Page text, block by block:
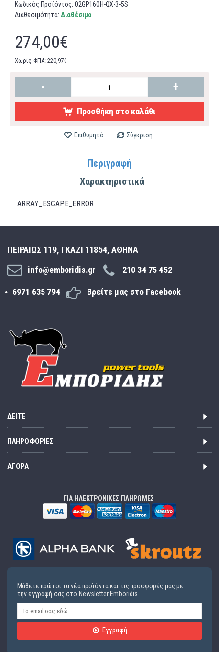
Κωδικός Προϊόντος: 02GP160H-QΧ-3-5S
Διαθεσιμότητα: Διαθέσιμο
274,00€
Χωρίς ΦΠΑ: 220,97€
- +
Προσθήκη στο καλάθι
Επιθυμητό Σύγκριση
Περιγραφή
Χαρακτηριστικά
ARRAY_ESCAPE_ERROR
ΠΕΙΡΑΙΩΣ 119, ΓΚΑΖΙ 11854, ΑΘΗΝΑ
info@emboridis.gr
210 34 75 452
6971 635 794 Βρείτε μας στο Facebook
ΔΕΊΤΕ
ΠΛΗΡΟΦΟΡΊΕΣ
ΑΓΟΡΆ
ΓΙΑ ΗΛΕΚΤΡΟΝΙΚΕΣ ΠΛΗΡΩΜΕΣ
Μάθετε πρώτοι τα νέα προϊόντα και τις προσφορές μας με
την εγγραφή σας στο Newsletter Emboridis
Εγγραφή